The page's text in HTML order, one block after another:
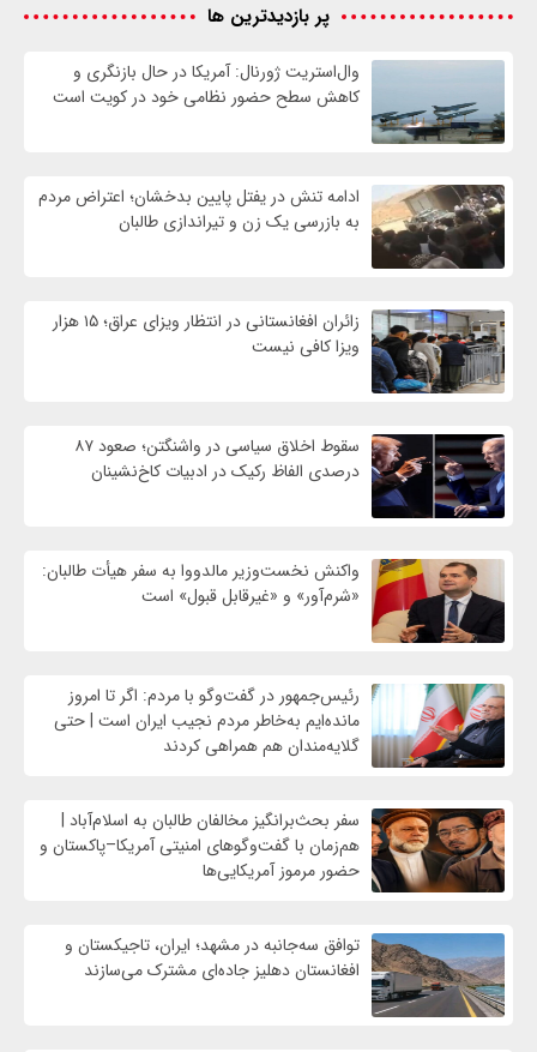
پر بازدیدترین ها
وال‌استریت ژورنال: آمریکا در حال بازنگری و
کاهش سطح حضور نظامی خود در کویت است
ادامه تنش در یفتل پایین بدخشان؛ اعتراض مردم
به بازرسی یک زن و تیراندازی طالبان
زائران افغانستانی در انتظار ویزای عراق؛ ۱۵ هزار
ویزا کافی نیست
سقوط اخلاق سیاسی در واشنگتن؛ صعود ۸۷
درصدی الفاظ رکیک در ادبیات کاخ‌نشینان
واکنش نخست‌وزیر مالدووا به سفر هیأت طالبان:
«شرم‌آور» و «غیرقابل قبول» است
رئیس‌جمهور در گفت‌وگو با مردم: اگر تا امروز
مانده‌ایم به‌خاطر مردم نجیب ایران است | حتی
گلایه‌مندان هم همراهی کردند
سفر بحث‌برانگیز مخالفان طالبان به اسلام‌آباد |
هم‌زمان با گفت‌وگوهای امنیتی آمریکا–پاکستان و
حضور مرموز آمریکایی‌ها
توافق سه‌جانبه در مشهد؛ ایران، تاجیکستان و
افغانستان دهلیز جاده‌ای مشترک می‌سازند